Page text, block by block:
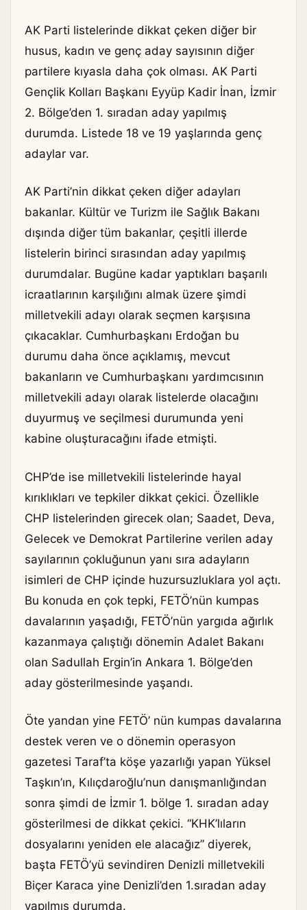
AK Parti listelerinde dikkat çeken diğer bir
husus, kadın ve genç aday sayısının diğer
partilere kıyasla daha çok olması. AK Parti
Gençlik Kolları Başkanı Eyyüp Kadir İnan, İzmir
2. Bölge’den 1. sıradan aday yapılmış
durumda. Listede 18 ve 19 yaşlarında genç
adaylar var.
AK Parti’nin dikkat çeken diğer adayları
bakanlar. Kültür ve Turizm ile Sağlık Bakanı
dışında diğer tüm bakanlar, çeşitli illerde
listelerin birinci sırasından aday yapılmış
durumdalar. Bugüne kadar yaptıkları başarılı
icraatlarının karşılığını almak üzere şimdi
milletvekili adayı olarak seçmen karşısına
çıkacaklar. Cumhurbaşkanı Erdoğan bu
durumu daha önce açıklamış, mevcut
bakanların ve Cumhurbaşkanı yardımcısının
milletvekili adayı olarak listelerde olacağını
duyurmuş ve seçilmesi durumunda yeni
kabine oluşturacağını ifade etmişti.
CHP’de ise milletvekili listelerinde hayal
kırıklıkları ve tepkiler dikkat çekici. Özellikle
CHP listelerinden girecek olan; Saadet, Deva,
Gelecek ve Demokrat Partilerine verilen aday
sayılarının çokluğunun yanı sıra adayların
isimleri de CHP içinde huzursuzluklara yol açtı.
Bu konuda en çok tepki, FETÖ’nün kumpas
davalarının yaşadığı, FETÖ’nün yargıda ağırlık
kazanmaya çalıştığı dönemin Adalet Bakanı
olan Sadullah Ergin’in Ankara 1. Bölge’den
aday gösterilmesinde yaşandı.
Öte yandan yine FETÖ’ nün kumpas davalarına
destek veren ve o dönemin operasyon
gazetesi Taraf’ta köşe yazarlığı yapan Yüksel
Taşkın’ın, Kılıçdaroğlu’nun danışmanlığından
sonra şimdi de İzmir 1. bölge 1. sıradan aday
gösterilmesi de dikkat çekici. “KHK’lıların
dosyalarını yeniden ele alacağız” diyerek,
başta FETÖ’yü sevindiren Denizli milletvekili
Biçer Karaca yine Denizli’den 1.sıradan aday
yapılmış durumda.